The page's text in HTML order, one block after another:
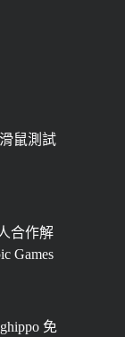
鼠測試
合作解
Games
免